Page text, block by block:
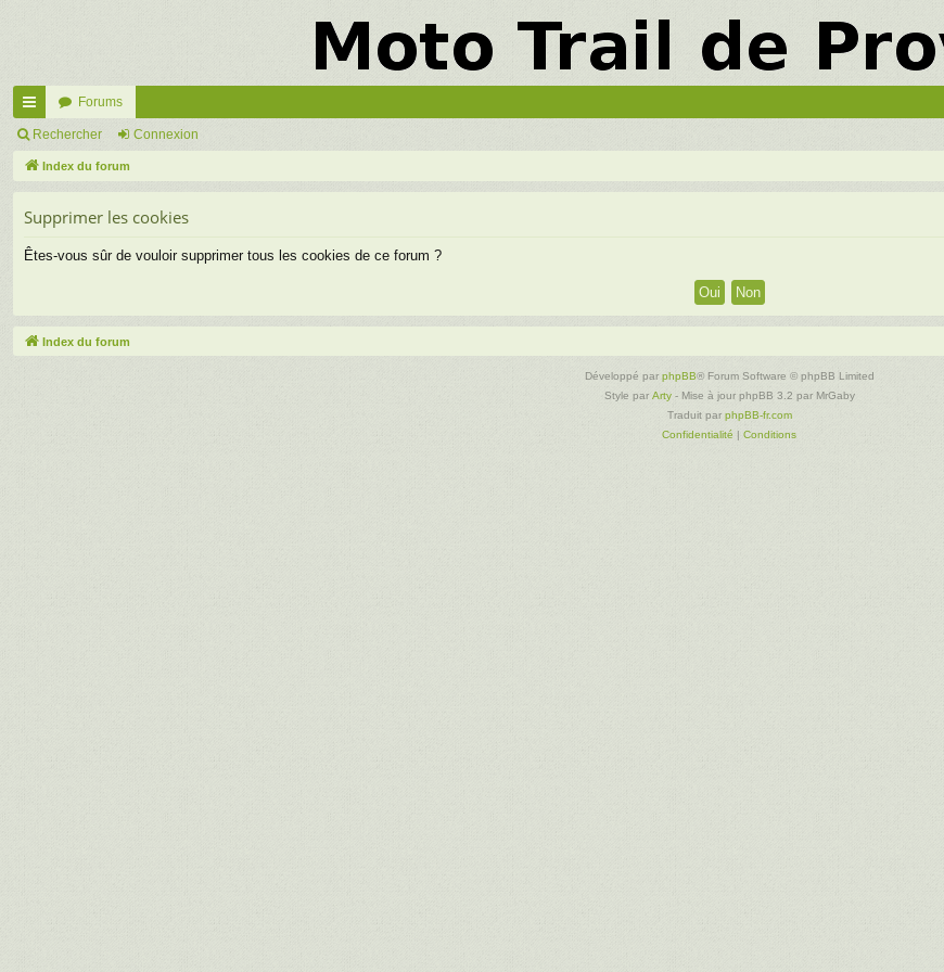
cc
ès
de
Forums
Rechercher Connexion
Index du forum
Supprimer les cookies
Êtes-vous sûr de vouloir supprimer tous les cookies de ce forum ?
Index du forum
Développé par phpBB® Forum Software © phpBB Limited
Style par Arty- Mise à jour phpBB 3.2 par MrGaby
Traduit par phpBB-fr.com
Confidentialité | Conditions